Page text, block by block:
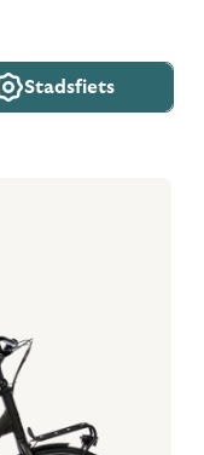
Stadsfiets